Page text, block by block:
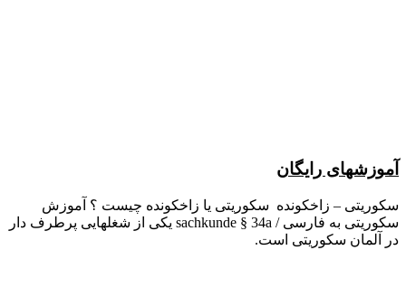
آموزشهای رایگان
سکوریتی – زاخکونده سکوریتی یا زاخکونده چیست ؟ آموزش
سکوریتی به فارسی / sachkunde § 34a یکی از شغلهایی پرطرف دار
در آلمان سکوریتی است.